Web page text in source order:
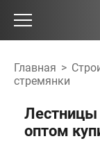
Главная >
стремянки
Лестницы
оптом